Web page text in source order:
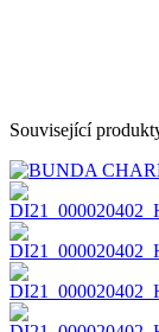
Související